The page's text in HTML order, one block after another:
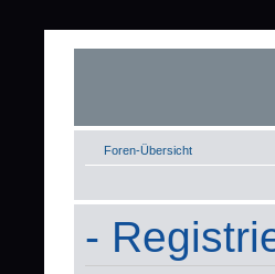
Foren-Übersicht
-